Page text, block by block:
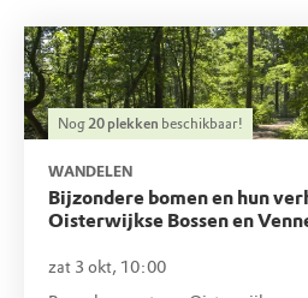
Nog20 plekken beschikbaar!
WANDELEN
Bijzondere bomen en hun
Oisterwijkse Bossen en
zat 3 okt, 10:00